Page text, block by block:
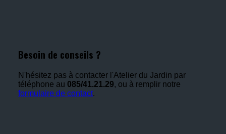
Besoin de conseils ?
N'hésitez pas à contacter l'Atelier du Jardin par
téléphone au 085/41.21.29, ou à remplir notre
formulaire de contact.